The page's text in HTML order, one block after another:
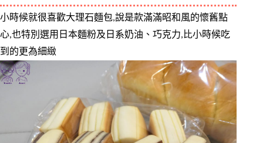
小時候就很喜歡大理石麵包,說是款滿滿昭和風的懷舊點
心,也特別選用日本麵粉及日系奶油、巧克力,比小時候吃
到的更為細緻